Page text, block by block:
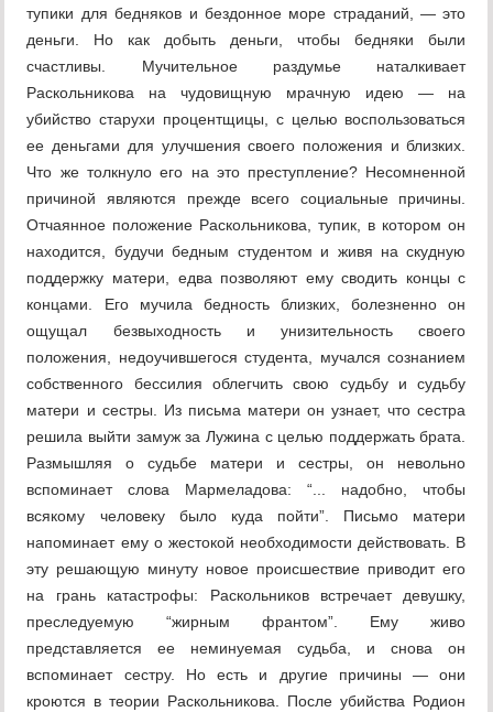
тупики для бедняков и бездонное море страданий, — это
деньги. Но как добыть деньги, чтобы бедняки были
счастливы. Мучительное раздумье наталкивает
Раскольникова на чудовищную мрачную идею — на
убийство старухи процентщицы, с целью воспользоваться
ее деньгами для улучшения своего положения и близких.
Что же толкнуло его на это преступление? Несомненной
причиной являются прежде всего социальные причины.
Отчаянное положение Раскольникова, тупик, в котором он
находится, будучи бедным студентом и живя на скудную
поддержку матери, едва позволяют ему сводить концы с
концами. Его мучила бедность близких, болезненно он
ощущал безвыходность и унизительность своего
положения, недоучившегося студента, мучался сознанием
собственного бессилия облегчить свою судьбу и судьбу
матери и сестры. Из письма матери он узнает, что сестра
решила выйти замуж за Лужина с целью поддержать брата.
Размышляя о судьбе матери и сестры, он невольно
вспоминает слова Мармеладова: “... надобно, чтобы
всякому человеку было куда пойти”. Письмо матери
напоминает ему о жестокой необходимости действовать. В
эту решающую минуту новое происшествие приводит его
на грань катастрофы: Раскольников встречает девушку,
преследуемую “жирным франтом”. Ему живо
представляется ее неминуемая судьба, и снова он
вспоминает сестру. Но есть и другие причины — они
кроются в теории Раскольникова. После убийства Родион